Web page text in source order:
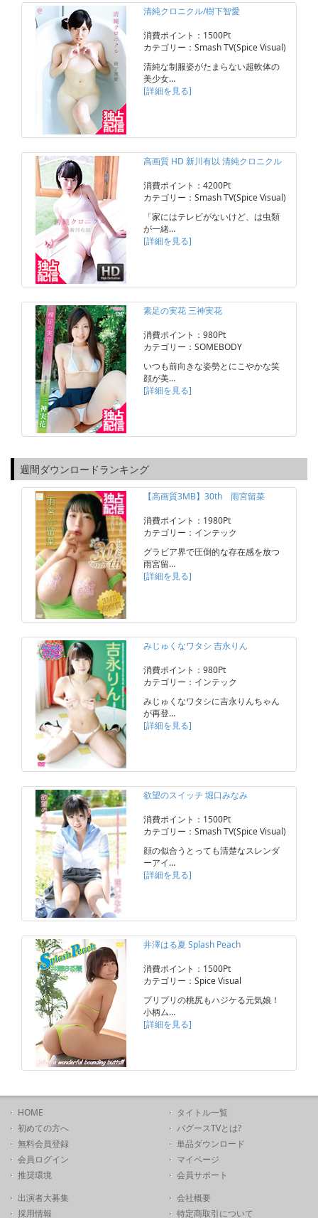
清純クロニクル/樹下智愛
消費ポイント：1500Pt
カテゴリー：Smash TV(Spice Visual)
清純な制服姿がたまらない超軟体の
美少女…
[詳細を見る]
高画質 HD 新川有以 清純クロニクル
消費ポイント：4200Pt
カテゴリー：Smash TV(Spice Visual)
「家にはテレビがないけど、は虫類
が一緒…
[詳細を見る]
素足の実花 三神実花
消費ポイント：980Pt
カテゴリー：SOMEBODY
いつも前向きな姿勢とにこやかな笑
顔が美…
[詳細を見る]
週間ダウンロードランキング
【高画質3MB】30th 雨宮留菜
消費ポイント：1980Pt
カテゴリー：インテック
グラビア界で圧倒的な存在感を放つ
雨宮留…
[詳細を見る]
みじゅくなワタシ 吉永りん
消費ポイント：980Pt
カテゴリー：インテック
みじゅくなワタシに吉永りんちゃん
が再登…
[詳細を見る]
欲望のスイッチ 堀口みなみ
消費ポイント：1500Pt
カテゴリー：Smash TV(Spice Visual)
顔の似合うとっても清楚なスレンダ
ーアイ…
[詳細を見る]
井澤はる夏 Splash Peach
消費ポイント：1500Pt
カテゴリー：Spice Visual
プリプリの桃尻もハジケる元気娘！
小柄ム…
[詳細を見る]
HOME
初めての方へ
無料会員登録
会員ログイン
推奨環境
タイトル一覧
バグースTVとは?
単品ダウンロード
マイページ
会員サポート
出演者大募集
採用情報
会社概要
特定商取引について